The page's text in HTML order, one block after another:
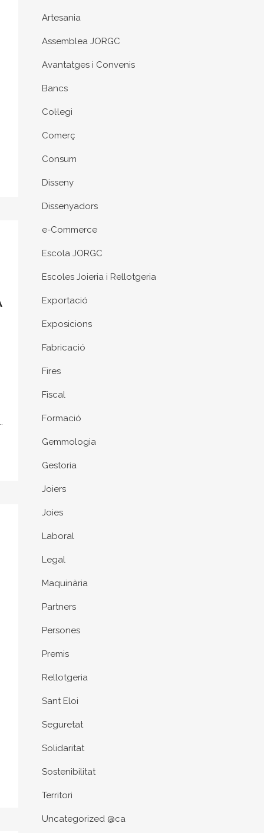
Artesania
Assemblea JORGC
Avantatges i Convenis
Bancs
Col·legi
Comerç
Consum
Disseny
Dissenyadors
e-Commerce
Escola JORGC
Escoles Joieria i Rellotgeria
Exportació
Exposicions
Fabricació
Fires
Fiscal
Formació
Gemmologia
Gestoria
Joiers
Joies
Laboral
Legal
Maquinària
Partners
Persones
Premis
Rellotgeria
Sant Eloi
Seguretat
Solidaritat
Sostenibilitat
Territori
Uncategorized @ca